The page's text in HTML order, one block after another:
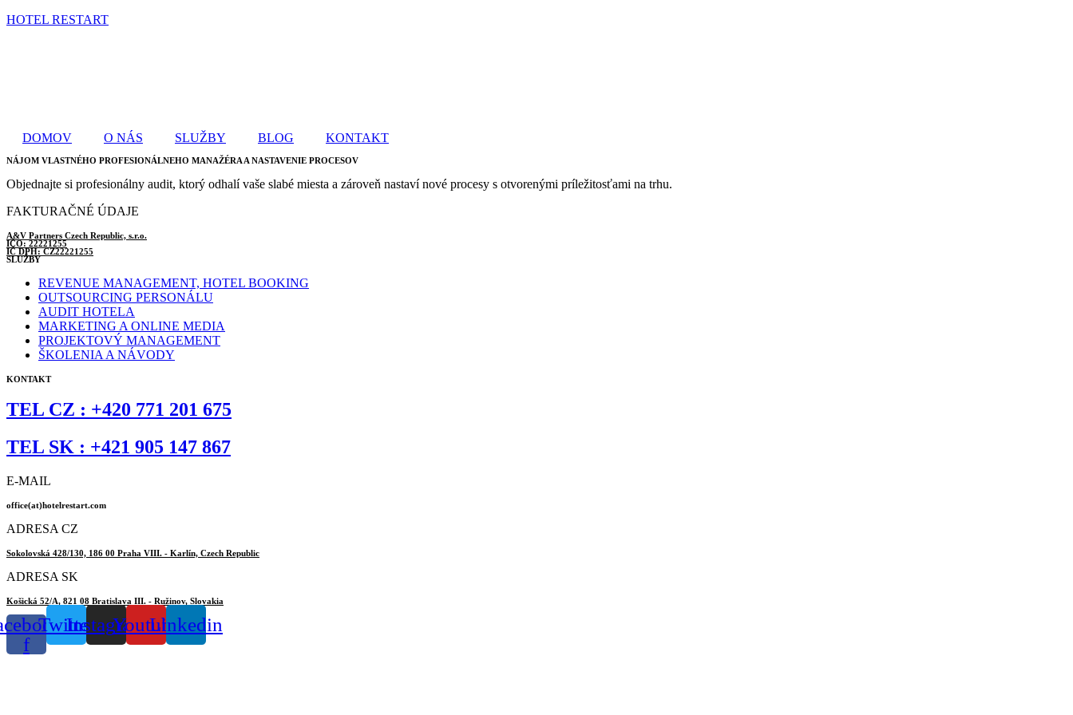
HOTEL RESTART
DOMOV O NÁS SLUŽBY BLOG KONTAKT
NÁJOM VLASTNÉHO PROFESIONÁLNEHO MANAŽÉRA A NASTAVENIE PROCESOV
Objednajte si profesionálny audit, ktorý odhalí vaše slabé miesta a zároveň nastaví nové procesy s otvorenými príležitosťami na trhu.
FAKTURAČNÉ ÚDAJE
A&V Partners Czech Republic, s.r.o.
IČO: 22221255
IČ DPH: CZ22221255
SLUŽBY
REVENUE MANAGEMENT, HOTEL BOOKING
OUTSOURCING PERSONÁLU
AUDIT HOTELA
MARKETING A ONLINE MEDIA
PROJEKTOVÝ MANAGEMENT
ŠKOLENIA A NÁVODY
KONTAKT
TEL CZ : +420 771 201 675
TEL SK : +421 905 147 867
E-MAIL
office(at)hotelrestart.com
ADRESA CZ
Sokolovská 428/130, 186 00 Praha VIII. - Karlín, Czech Republic
ADRESA SK
Košická 52/A, 821 08 Bratislava III. - Ružinov, Slovakia
f
TwitterInstagramYoutubeLinkedin